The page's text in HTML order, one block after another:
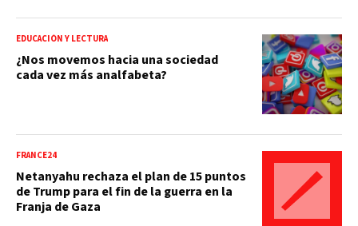
EDUCACIÓN Y LECTURA
¿Nos movemos hacia una sociedad
cada vez más analfabeta?
FRANCE24
Netanyahu rechaza el plan de 15 puntos
de Trump para el fin de la guerra en la
Franja de Gaza